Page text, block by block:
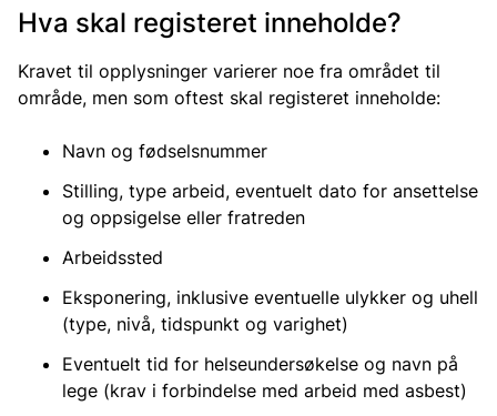
Hva skal registeret inneholde?
Kravet til opplysninger varierer noe fra området til
område, men som oftest skal registeret inneholde:
Navn og fødselsnummer
Stilling, type arbeid, eventuelt dato for ansettelse
og oppsigelse eller fratreden
Arbeidssted
Eksponering, inklusive eventuelle ulykker og uhell
(type, nivå, tidspunkt og varighet)
Eventuelt tid for helseundersøkelse og navn på
lege (krav i forbindelse med arbeid med asbest)